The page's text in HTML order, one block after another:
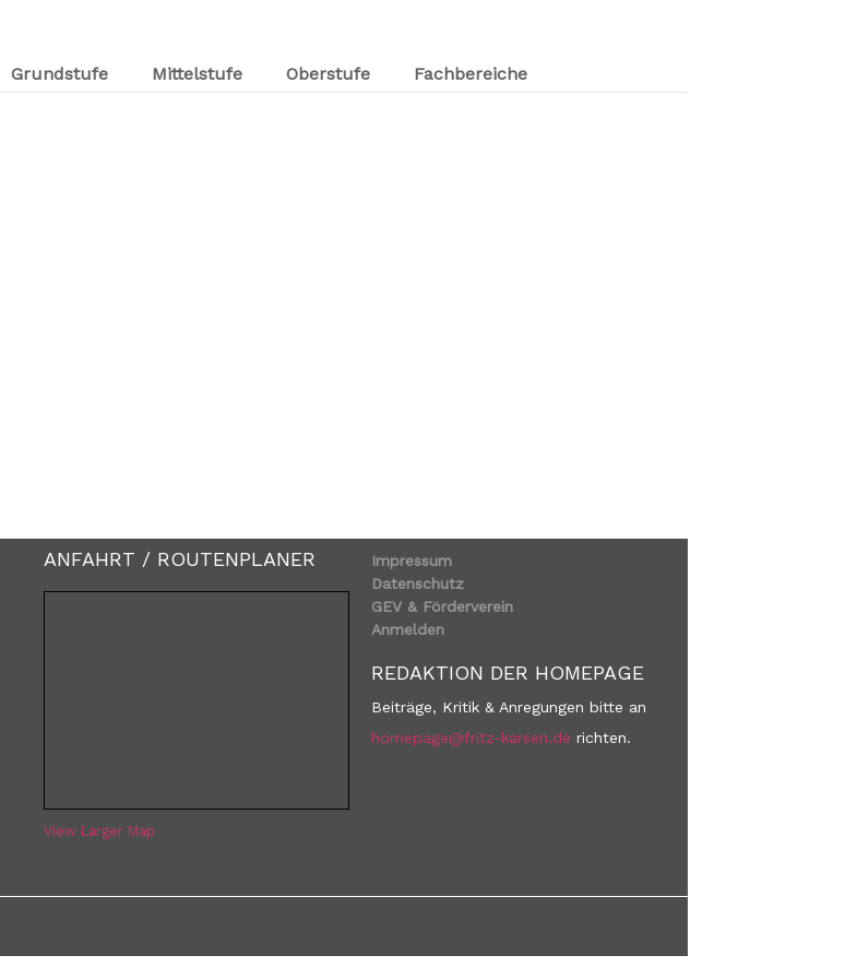
Grundstufe Mittelstufe Oberstufe Fachbereiche
ANFAHRT / ROUTENPLANER
View Larger Map
Impressum
Datenschutz
GEV & Förderverein
Anmelden
REDAKTION DER HOMEPAGE
Beiträge, Kritik & Anregungen bitte an
homepage@fritz-karsen.de richten.